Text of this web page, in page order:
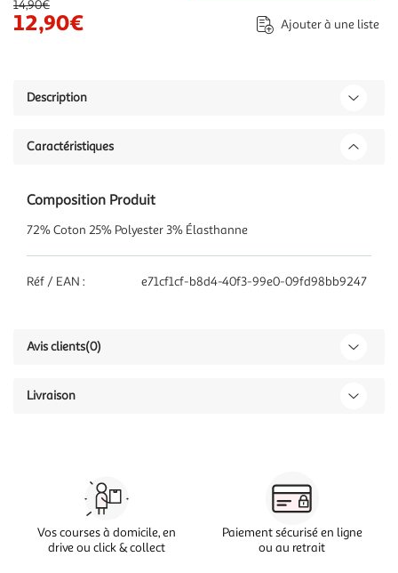
14,90€
12,90€ Ajouter à une liste
Description
Caractéristiques
Composition Produit
72% Coton 25% Polyester 3% Élasthanne
Réf / EAN : e71cf1cf-b8d4-40f3-99e0-09fd98bb9247
Avis clients(0)
Livraison
Vos courses à domicile, en
drive ou click & collect
Paiement sécurisé en ligne
ou au retrait